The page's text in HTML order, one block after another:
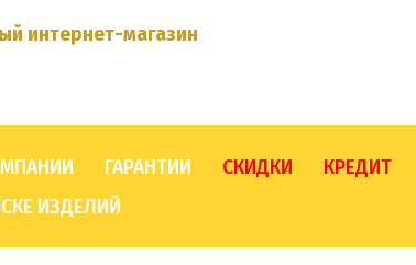
интернет-магазин
ГАРАНТИИ СКИДКИ
КРЕДИТ
ИЗДЕЛИЙ